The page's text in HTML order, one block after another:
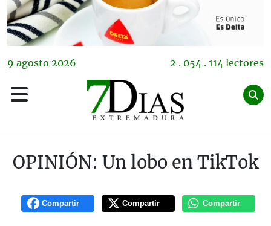
9 agosto 2026 2 . 054 . 114 lectores
OPINIÓN: Un lobo en TikTok
Compartir Compartir Compartir